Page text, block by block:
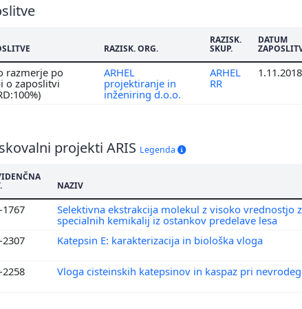
RAZISK. ORG.
RAZISK.
SKUP.
DATUM
razmerje po
o zaposlitvi
ARHEL
projektiranje in
inženiring d.o.o.
ARHEL
RR
1.11.2018
projekti ARIS Legenda
NAZIV
1767
Selektivna ekstrakcija molekul z visoko vrednostjo
specialnih kemikalij iz ostankov predelave lesa
2307 Katepsin E: karakterizacija in biološka vloga
2258 Vloga cisteinskih katepsinov in kaspaz pri